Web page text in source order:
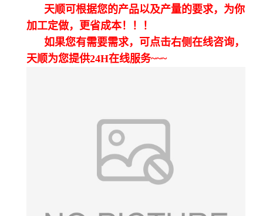
天顺可根据您的产品以及产量的要求，为你
加工定做，更省成本！！！
如果您有需要需求，可点击右侧在线咨询，
天顺为您提供24H在线服务~~~